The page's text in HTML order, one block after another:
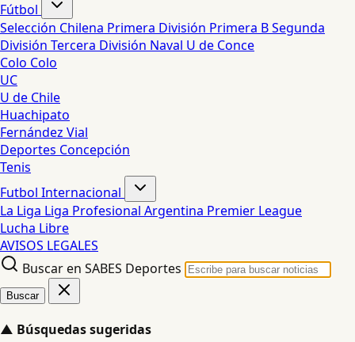
Fútbol
Selección Chilena Primera División Primera BSegunda
División Tercera División Naval U de Conce
Colo Colo
UC
U de Chile
Huachipato
Fernández Vial
Deportes Concepción
Tenis
Futbol Internacional
La Liga Liga Profesional Argentina Premier League
Lucha Libre
AVISOS LEGALES
Buscar en SABES Deportes
Buscar
▲ Búsquedas sugeridas